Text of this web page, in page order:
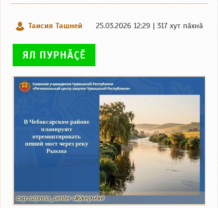
Таисия Ташней 25.03.2026 12:29 | 317 хут пӑхнӑ
ЯЛ ПУРНӐҪӖ
cap.ru/press_center сӑнӳкерчӗкӗ